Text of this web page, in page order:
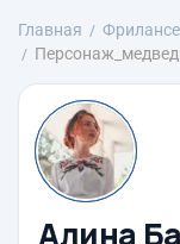
Главная
Алина